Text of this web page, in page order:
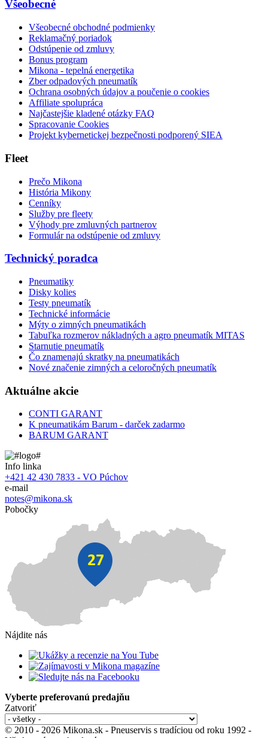
Všeobecné
Všeobecné obchodné podmienky
Reklamačný poriadok
Odstúpenie od zmluvy
Bonus program
Mikona - tepelná energetika
Zber odpadových pneumatík
Ochrana osobných údajov a poučenie o cookies
Affiliate spolupráca
Najčastejšie kladené otázky FAQ
Spracovanie Cookies
Projekt kybernetickej bezpečnosti podporený SIEA
Fleet
Prečo Mikona
História Mikony
Cenníky
Služby pre fleety
Výhody pre zmluvných partnerov
Formulár na odstúpenie od zmluvy
Technický poradca
Pneumatiky
Disky kolies
Testy pneumatík
Technické informácie
Mýty o zimných pneumatikách
Tabuľka rozmerov nákladných a agro pneumatík MITAS
Starnutie pneumatík
Čo znamenajú skratky na pneumatikách
Nové značenie zimných a celoročných pneumatík
Aktuálne akcie
CONTI GARANT
K pneumatikám Barum - darček zadarmo
BARUM GARANT
Info linka
+421 42 430 7833 - VO Púchov
e-mail
notes@mikona.sk
Pobočky
Nájdite nás
Vyberte preferovanú predajňu
Zatvoriť
© 2010 - 2026 Mikona.sk - Pneuservis s tradíciou od roku 1992 -